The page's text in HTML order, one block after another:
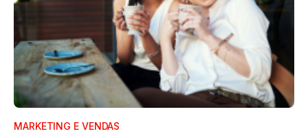
MARKETING E VENDAS